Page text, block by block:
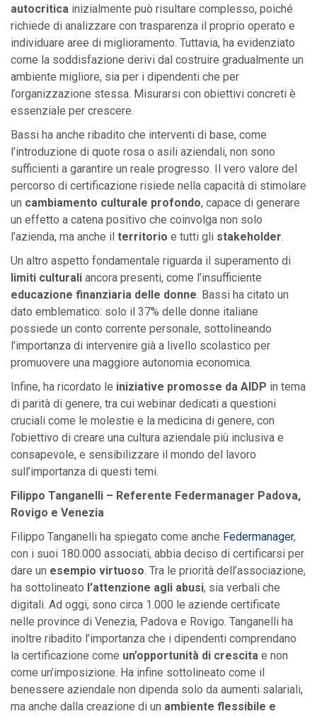
autocritica inizialmente può risultare complesso, poiché
richiede di analizzare con trasparenza il proprio operato e
individuare aree di miglioramento. Tuttavia, ha evidenziato
come la soddisfazione derivi dal costruire gradualmente un
ambiente migliore, sia per i dipendenti che per
l’organizzazione stessa. Misurarsi con obiettivi concreti è
essenziale per crescere.
Bassi ha anche ribadito che interventi di base, come
l’introduzione di quote rosa o asili aziendali, non sono
sufficienti a garantire un reale progresso. Il vero valore del
percorso di certificazione risiede nella capacità di stimolare
un cambiamento culturale profondo, capace di generare
un effetto a catena positivo che coinvolga non solo
l’azienda, ma anche il territorio e tutti gli stakeholder.
Un altro aspetto fondamentale riguarda il superamento di
limiti culturali ancora presenti, come l’insufficiente
educazione finanziaria delle donne. Bassi ha citato un
dato emblematico: solo il 37% delle donne italiane
possiede un conto corrente personale, sottolineando
l’importanza di intervenire già a livello scolastico per
promuovere una maggiore autonomia economica.
Infine, ha ricordato le iniziative promosse da AIDP in tema
di parità di genere, tra cui webinar dedicati a questioni
cruciali come le molestie e la medicina di genere, con
l’obiettivo di creare una cultura aziendale più inclusiva e
consapevole, e sensibilizzare il mondo del lavoro
sull’importanza di questi temi.
Filippo Tanganelli – Referente Federmanager Padova,
Rovigo e Venezia
Filippo Tanganelli ha spiegato come anche Federmanager,
con i suoi 180.000 associati, abbia deciso di certificarsi per
dare un esempio virtuoso. Tra le priorità dell’associazione,
ha sottolineato l’attenzione agli abusi, sia verbali che
digitali. Ad oggi, sono circa 1.000 le aziende certificate
nelle province di Venezia, Padova e Rovigo. Tanganelli ha
inoltre ribadito l’importanza che i dipendenti comprendano
la certificazione come un’opportunità di crescita e non
come un’imposizione. Ha infine sottolineato come il
benessere aziendale non dipenda solo da aumenti salariali,
ma anche dalla creazione di un ambiente flessibile e